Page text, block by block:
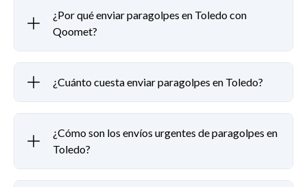
¿Por qué enviar paragolpes en Toledo con
Qoomet?
¿Cuánto cuesta enviar paragolpes en Toledo?
¿Cómo son los envíos urgentes de paragolpes en
Toledo?